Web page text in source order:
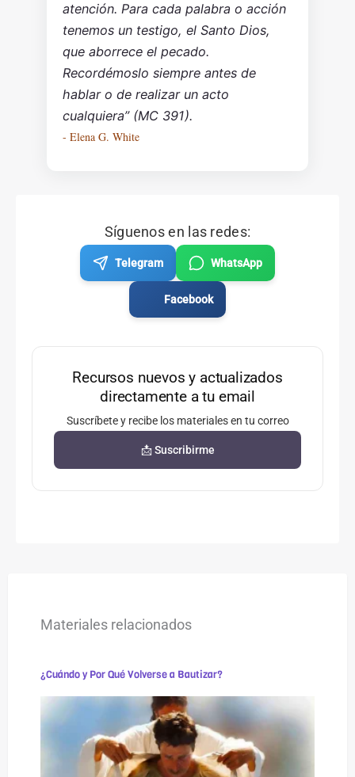
atención. Para cada palabra o acción
tenemos un testigo, el Santo Dios,
que aborrece el pecado.
Recordémoslo siempre antes de
hablar o de realizar un acto
cualquiera” (MC 391).
- Elena G. White
Síguenos en las redes:
Telegram WhatsApp
Facebook
Recursos nuevos y actualizados
directamente a tu email
Suscríbete y recibe los materiales en tu correo
📩 Suscribirme
Materiales relacionados
¿Cuándo y Por Qué Volverse a Bautizar?